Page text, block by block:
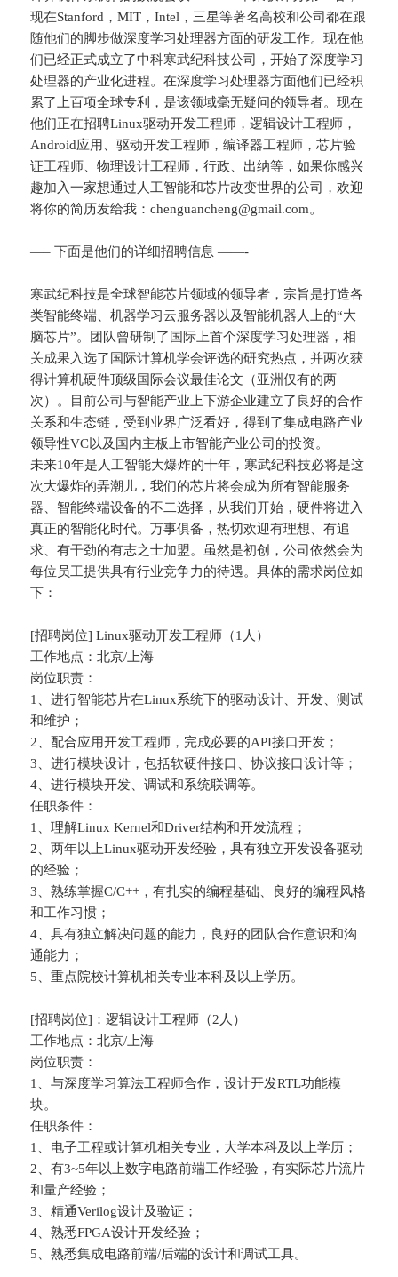
现在Stanford，MIT，Intel，三星等著名高校和公司都在跟
随他们的脚步做深度学习处理器方面的研发工作。现在他
们已经正式成立了中科寒武纪科技公司，开始了深度学习
处理器的产业化进程。在深度学习处理器方面他们已经积
累了上百项全球专利，是该领域毫无疑问的领导者。现在
他们正在招聘Linux驱动开发工程师，逻辑设计工程师，
Android应用、驱动开发工程师，编译器工程师，芯片验
证工程师、物理设计工程师，行政、出纳等，如果你感兴
趣加入一家想通过人工智能和芯片改变世界的公司，欢迎
将你的简历发给我：chenguancheng@gmail.com。
—– 下面是他们的详细招聘信息 ——-
寒武纪科技是全球智能芯片领域的领导者，宗旨是打造各
类智能终端、机器学习云服务器以及智能机器人上的“大
脑芯片”。团队曾研制了国际上首个深度学习处理器，相
关成果入选了国际计算机学会评选的研究热点，并两次获
得计算机硬件顶级国际会议最佳论文（亚洲仅有的两
次）。目前公司与智能产业上下游企业建立了良好的合作
关系和生态链，受到业界广泛看好，得到了集成电路产业
领导性VC以及国内主板上市智能产业公司的投资。
未来10年是人工智能大爆炸的十年，寒武纪科技必将是这
次大爆炸的弄潮儿，我们的芯片将会成为所有智能服务
器、智能终端设备的不二选择，从我们开始，硬件将进入
真正的智能化时代。万事俱备，热切欢迎有理想、有追
求、有干劲的有志之士加盟。虽然是初创，公司依然会为
每位员工提供具有行业竞争力的待遇。具体的需求岗位如
下：
[招聘岗位] Linux驱动开发工程师（1人）
工作地点：北京/上海
岗位职责：
1、进行智能芯片在Linux系统下的驱动设计、开发、测试
和维护；
2、配合应用开发工程师，完成必要的API接口开发；
3、进行模块设计，包括软硬件接口、协议接口设计等；
4、进行模块开发、调试和系统联调等。
任职条件：
1、理解Linux Kernel和Driver结构和开发流程；
2、两年以上Linux驱动开发经验，具有独立开发设备驱动
的经验；
3、熟练掌握C/C++，有扎实的编程基础、良好的编程风格
和工作习惯；
4、具有独立解决问题的能力，良好的团队合作意识和沟
通能力；
5、重点院校计算机相关专业本科及以上学历。
[招聘岗位]：逻辑设计工程师（2人）
工作地点：北京/上海
岗位职责：
1、与深度学习算法工程师合作，设计开发RTL功能模
块。
任职条件：
1、电子工程或计算机相关专业，大学本科及以上学历；
2、有3~5年以上数字电路前端工作经验，有实际芯片流片
和量产经验；
3、精通Verilog设计及验证；
4、熟悉FPGA设计开发经验；
5、熟悉集成电路前端/后端的设计和调试工具。